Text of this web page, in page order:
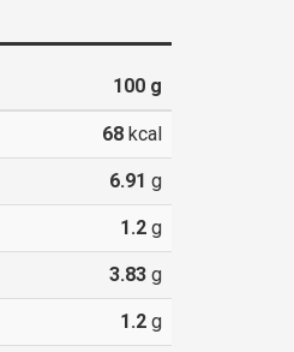
100g
68kcal
6.91 g
1.2g
3.83g
1.2g